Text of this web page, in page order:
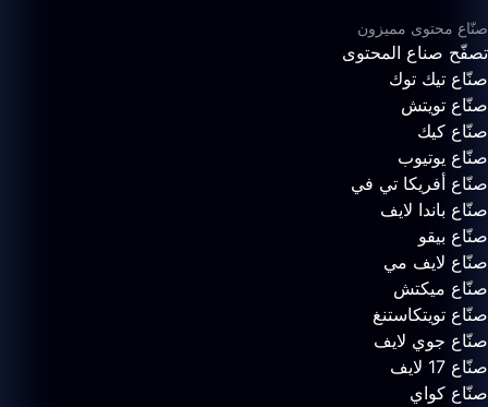
صنّاع محتوى مميزون
تصفّح صناع المحتوى
صنّاع تيك توك
صنّاع تويتش
صنّاع كيك
صنّاع يوتيوب
صنّاع أفريكا تي في
صنّاع باندا لايف
صنّاع بيقو
صنّاع لايف مي
صنّاع ميكتش
صنّاع تويتكاستنغ
صنّاع جوي لايف
صنّاع 17 لايف
صنّاع كواي